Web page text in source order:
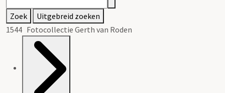
Zoek
Uitgebreid zoeken
1544 Fotocollectie Gerth van Roden